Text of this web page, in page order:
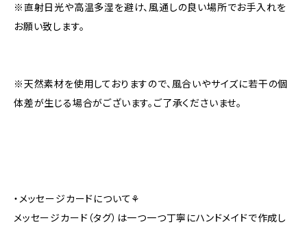
※直射日光や高温多湿を避け、風通しの良い場所でお手入れを
お願い致します。
※天然素材を使用しておりますので、風合いやサイズに若干の個
体差が生じる場合がございます。ご了承くださいませ。
・メッセージカードについて⚘
メッセージカード（タグ）は一つ一つ丁寧にハンドメイドで作成し